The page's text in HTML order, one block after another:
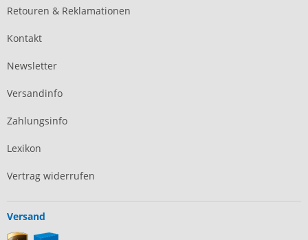
Retouren & Reklamationen
Kontakt
Newsletter
Versandinfo
Zahlungsinfo
Lexikon
Vertrag widerrufen
Versand